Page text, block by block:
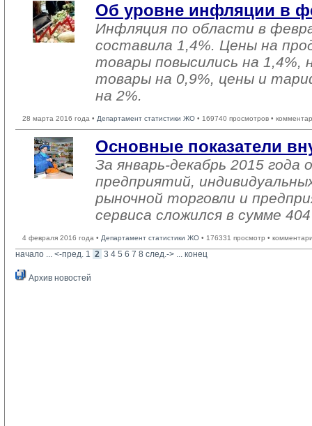
Об уровне инфляции в
Инфляция по области в
составила 1,4%. Цены на
товары повысились на 1,4%,
товары на 0,9%, цены и
на 2%.
28 марта 2016 года • Департамент статистики ЖО • 169740 просмотров •
Основные показатели
За январь-декабрь 2015
предприятий,
рыночной торговли и
сервиса сложился в сумме
4 февраля 2016 года • Департамент статистики ЖО • 176331 просмотр •
начало ... <-пред. 1 2 3 4 5 6 7 8 след.-> ... конец
Архив новостей